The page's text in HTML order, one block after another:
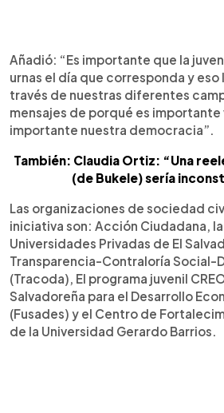
Añadió: “Es importante que la
urnas el día que corresponda y eso
través de nuestras diferentes
mensajes de porqué es
importante nuestra democracia”.
También: Claudia Ortiz: “Una
(de Bukele) sería
Las organizaciones de sociedad
iniciativa son: Acción Ciudadana,
Universidades Privadas de El
Transparencia-Contraloría Social-
(Tracoda), El programa juvenil
Salvadoreña para el Desarrollo
(Fusades) y el Centro de
de la Universidad Gerardo Barrios.